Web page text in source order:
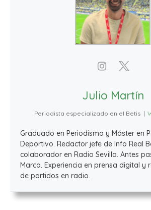
Julio Martín
Periodista especializado en el Betis |
Graduado en Periodismo y Máster en
Deportivo. Redactor jefe de Info Real
colaborador en Radio Sevilla. Antes
Marca. Experiencia en prensa digital y
de partidos en radio.